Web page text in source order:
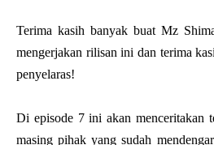
Terima kasih banyak buat Mz
mengerjakan rilisan ini dan terima
penyelaras!
Di episode 7 ini akan menceritakan
masing pihak yang sudah